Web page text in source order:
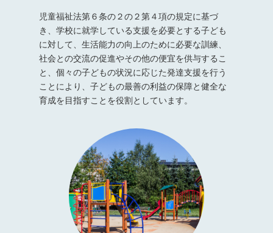
児童福祉法第６条の２の２第４項の規定に基づ
き、学校に就学している支援を必要とする子ども
に対して、生活能力の向上のために必要な訓練、
社会との交流の促進やその他の便宜を供与するこ
と、個々の子どもの状況に応じた発達支援を行う
ことにより、子どもの最善の利益の保障と健全な
育成を目指すことを役割としています。